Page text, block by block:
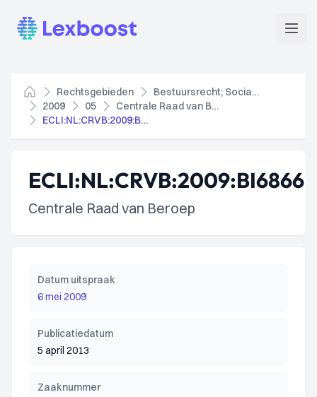
Lexboost
Home
Rechtsgebieden
Bestuursrecht; Socialezekerheidsrecht
2009
05
Centrale Raad van Beroep
ECLI:NL:CRVB:2009:BI6866
ECLI:NL:CRVB:2009:BI6866
Centrale Raad van Beroep
Datum uitspraak
6 mei 2009
Publicatiedatum
5 april 2013
Zaaknummer